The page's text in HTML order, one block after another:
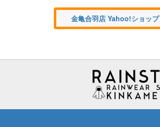
金亀合羽店 Yahoo!ショップ